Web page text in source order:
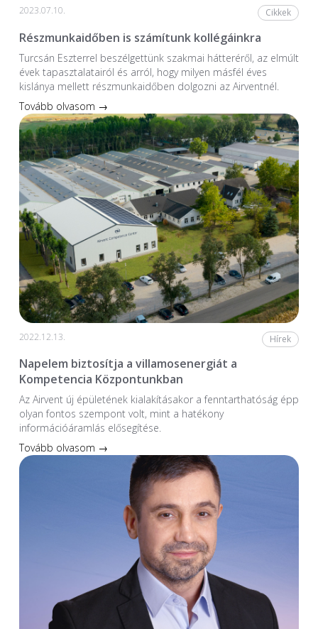
2023.07.10. Cikkek
Részmunkaidőben is számítunk kollégáinkra
Turcsán Eszterrel beszélgettünk szakmai hátteréről, az elmúlt
évek tapasztalatairól és arról, hogy milyen másfél éves
kislánya mellett részmunkaidőben dolgozni az Airventnél.
Tovább olvasom →
2022.12.13. Hírek
Napelem biztosítja a villamosenergiát a
Kompetencia Központunkban
Az Airvent új épületének kialakításakor a fenntarthatóság épp
olyan fontos szempont volt, mint a hatékony
információáramlás elősegítése.
Tovább olvasom →